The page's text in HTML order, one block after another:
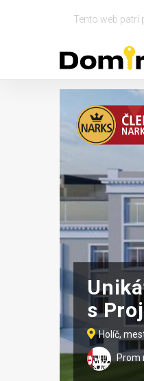
Tento web patrí
s
Holíč,
Prom